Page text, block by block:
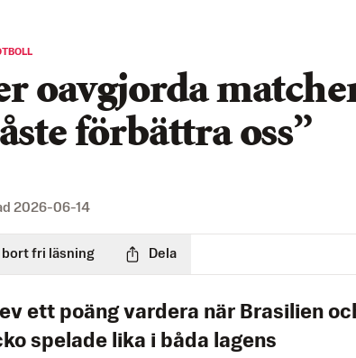
oavgjorda
förbättra oss”
2026-06-14
bort fri läsning Dela
ett poäng vardera när Brasilien
spelade lika i båda lagens